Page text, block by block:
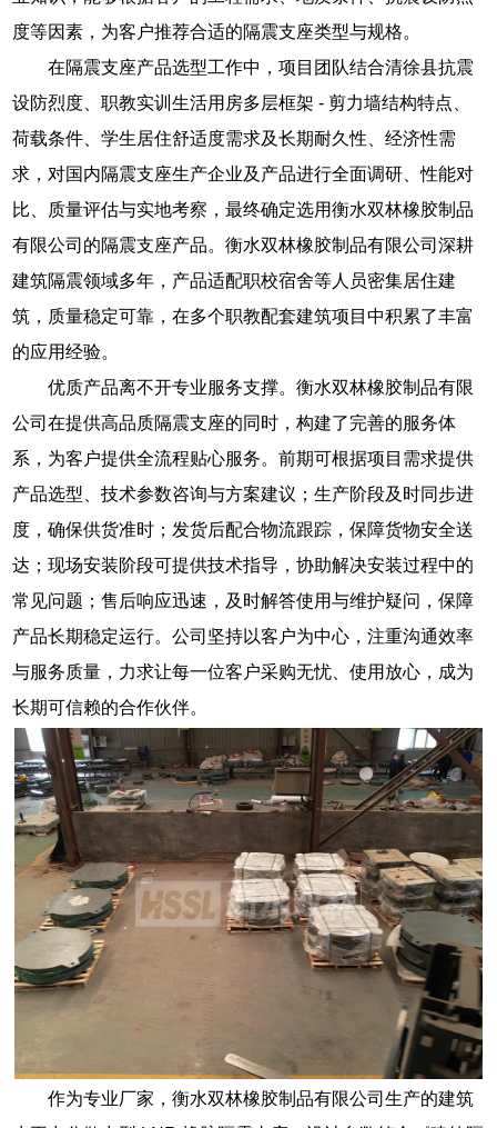
度等因素，为客户推荐合适的隔震支座类型与规格。
在隔震支座产品选型工作中，项目团队结合清徐县抗震
设防烈度、职教实训生活用房多层框架 - 剪力墙结构特点、
荷载条件、学生居住舒适度需求及长期耐久性、经济性需
求，对国内隔震支座生产企业及产品进行全面调研、性能对
比、质量评估与实地考察，最终确定选用衡水双林橡胶制品
有限公司的隔震支座产品。衡水双林橡胶制品有限公司深耕
建筑隔震领域多年，产品适配职校宿舍等人员密集居住建
筑，质量稳定可靠，在多个职教配套建筑项目中积累了丰富
的应用经验。
优质产品离不开专业服务支撑。衡水双林橡胶制品有限
公司在提供高品质隔震支座的同时，构建了完善的服务体
系，为客户提供全流程贴心服务。前期可根据项目需求提供
产品选型、技术参数咨询与方案建议；生产阶段及时同步进
度，确保供货准时；发货后配合物流跟踪，保障货物安全送
达；现场安装阶段可提供技术指导，协助解决安装过程中的
常见问题；售后响应迅速，及时解答使用与维护疑问，保障
产品长期稳定运行。公司坚持以客户为中心，注重沟通效率
与服务质量，力求让每一位客户采购无忧、使用放心，成为
长期可信赖的合作伙伴。
作为专业厂家，衡水双林橡胶制品有限公司生产的建筑